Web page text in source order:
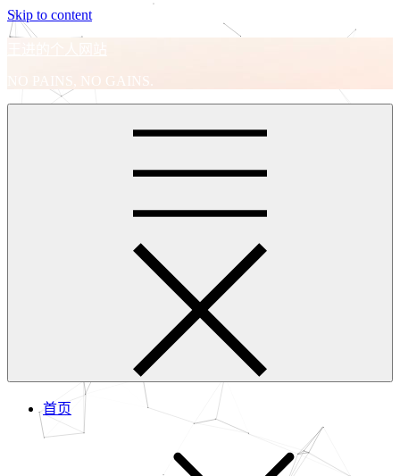
Skip to content
王进的个人网站
NO PAINS, NO GAINS.
首页